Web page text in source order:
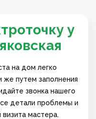
у
на дом легко
же путем заполнения
звонка нашего
детали проблемы и
мастера.